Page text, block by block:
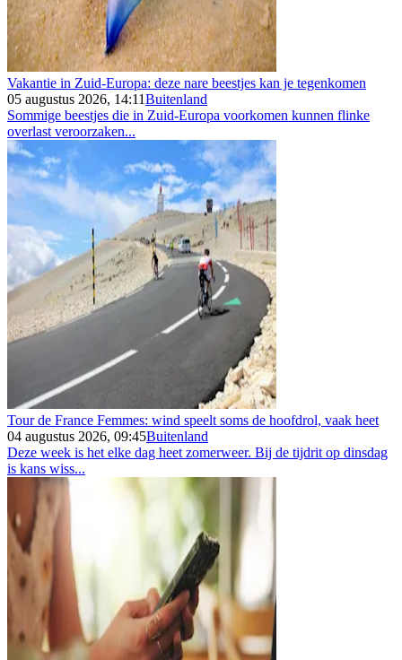
Vakantie in Zuid-Europa: deze nare beestjes kan je tegenkomen
05 augustus 2026, 14:11Buitenland
Sommige beestjes die in Zuid-Europa voorkomen kunnen flinke
overlast veroorzaken...
Tour de France Femmes: wind speelt soms de hoofdrol, vaak heet
04 augustus 2026, 09:45Buitenland
Deze week is het elke dag heet zomerweer. Bij de tijdrit op dinsdag
is kans wiss...